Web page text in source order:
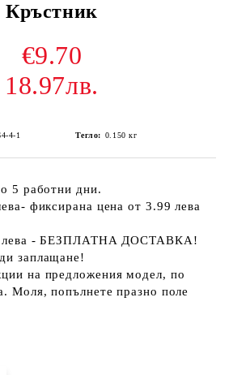
Кръстник
€9.70
18.97лв.
4-1 Тегло: 0.150 кг
5 работни дни.
фиксирана цена от 3.99 лева
лева - БЕЗПЛАТНА ДОСТАВКА!
заплащане!
на предложения модел, по
Моля, попълнете празно поле